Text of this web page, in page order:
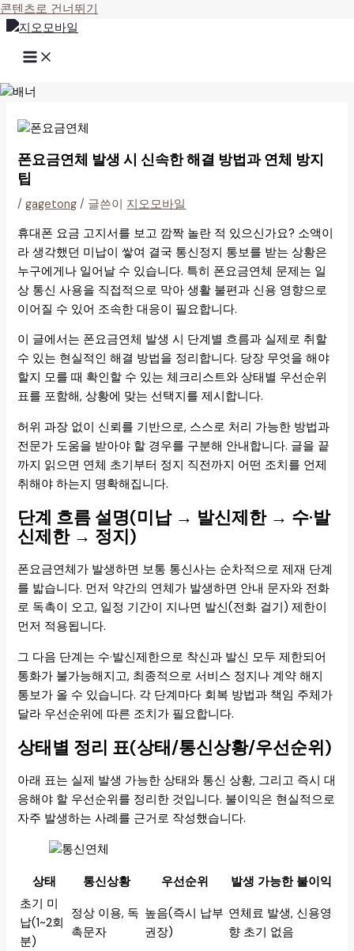
콘텐츠로 건너뛰기
폰요금연체 발생 시 신속한 해결 방법과 연체 방지
팁
/gagetong / 글쓴이 지오모바일
휴대폰 요금 고지서를 보고 깜짝 놀란 적 있으신가요? 소액이
라 생각했던 미납이 쌓여 결국 통신정지 통보를 받는 상황은
누구에게나 일어날 수 있습니다. 특히 폰요금연체 문제는 일
상 통신 사용을 직접적으로 막아 생활 불편과 신용 영향으로
이어질 수 있어 조속한 대응이 필요합니다.
이 글에서는 폰요금연체 발생 시 단계별 흐름과 실제로 취할
수 있는 현실적인 해결 방법을 정리합니다. 당장 무엇을 해야
할지 모를 때 확인할 수 있는 체크리스트와 상태별 우선순위
표를 포함해, 상황에 맞는 선택지를 제시합니다.
허위 과장 없이 신뢰를 기반으로, 스스로 처리 가능한 방법과
전문가 도움을 받아야 할 경우를 구분해 안내합니다. 글을 끝
까지 읽으면 연체 초기부터 정지 직전까지 어떤 조치를 언제
취해야 하는지 명확해집니다.
단계 흐름 설명(미납 → 발신제한 → 수·발
신제한 → 정지)
폰요금연체가 발생하면 보통 통신사는 순차적으로 제재 단계
를 밟습니다. 먼저 약간의 연체가 발생하면 안내 문자와 전화
로 독촉이 오고, 일정 기간이 지나면 발신(전화 걸기) 제한이
먼저 적용됩니다.
그 다음 단계는 수·발신제한으로 착신과 발신 모두 제한되어
통화가 불가능해지고, 최종적으로 서비스 정지나 계약 해지
통보가 올 수 있습니다. 각 단계마다 회복 방법과 책임 주체가
달라 우선순위에 따른 조치가 필요합니다.
상태별 정리 표(상태/통신상황/우선순위)
아래 표는 실제 발생 가능한 상태와 통신 상황, 그리고 즉시 대
응해야 할 우선순위를 정리한 것입니다. 불이익은 현실적으로
자주 발생하는 사례를 근거로 작성했습니다.
상태 통신상황 우선순위
발생 가능한 불이익
초기 미
납(1~2회
분)
정상 이용, 독
촉문자
높음(즉시 납부
권장)
연체료 발생, 신용영
향 초기 없음